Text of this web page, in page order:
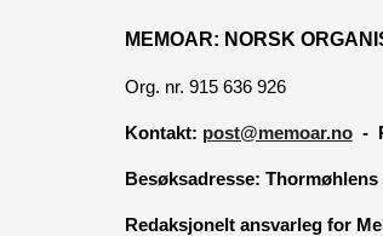
MEMOAR: NORSK
Org. nr. 915 636 926
Kontakt: post@memoar.no-
Besøksadresse: Thormøhlens
Redaksjonelt ansvarleg for